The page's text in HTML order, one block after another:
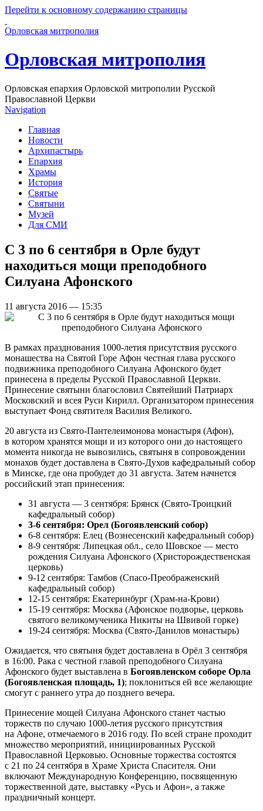
Перейти к основному содержанию страницы
Орловская митрополия
Орловская митрополия
Орловская епархия Орловской митрополии Русской
Православной Церкви
Navigation
Главная
Новости
Архипастырь
Епархия
Храмы
История
Святые
Святыни
Музей
Для СМИ
С 3 по 6 сентября в Орле будут
находиться мощи преподобного
Силуана Афонского
11 августа 2016 — 15:35
В рамках празднования 1000-летия присутствия русского
монашества на Святой Горе Афон честная глава русского
подвижника преподобного Силуана Афонского будет
принесена в пределы Русской Православной Церкви.
Принесение святыни благословил Святейший Патриарх
Московский и всея Руси Кирилл. Организатором принесения
выступает Фонд святителя Василия Великого.
20 августа из Свято-Пантелеимонова монастыря (Афон),
в котором хранятся мощи и из которого они до настоящего
момента никогда не вывозились, святыня в сопровождении
монахов будет доставлена в Свято-Духов кафедральный собор
в Минске, где она пробудет до 31 августа. Затем начнется
российский этап принесения:
31 августа — 3 сентября: Брянск (Свято-Троицкий
кафедральный собор)
3-6 сентября: Орел (Богоявленский собор)
6-8 сентября: Елец (Вознесенский кафедральный собор)
8-9 сентября: Липецкая обл., село Шовское — место
рождения Силуана Афонского (Христорождественская
церковь)
9-12 сентября: Тамбов (Спасо-Преображенский
кафедральный собор)
12-15 сентября: Екатеринбург (Храм-на-Крови)
15-19 сентября: Москва (Афонское подворье, церковь
святого великомученика Никиты на Швивой горке)
19-24 сентября: Москва (Свято-Данилов монастырь)
Ожидается, что святыня будет доставлена в Орёл 3 сентября
в 16:00. Рака с честной главой преподобного Силуана
Афонского будет выставлена в Богоявленском соборе Орла
(Богоявленская площадь, 1); поклониться ей все желающие
смогут с раннего утра до позднего вечера.
Принесение мощей Силуана Афонского станет частью
торжеств по случаю 1000-летия русского присутствия
на Афоне, отмечаемого в 2016 году. По всей стране проходит
множество мероприятий, инициированных Русской
Православной Церковью. Основные торжества состоятся
с 21 по 24 сентября в Храме Христа Спасителя. Они
включают Международную Конференцию, посвященную
торжественной дате, выставку «Русь и Афон», а также
праздничный концерт.